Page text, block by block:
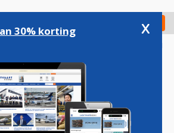
Check in
30% korting x